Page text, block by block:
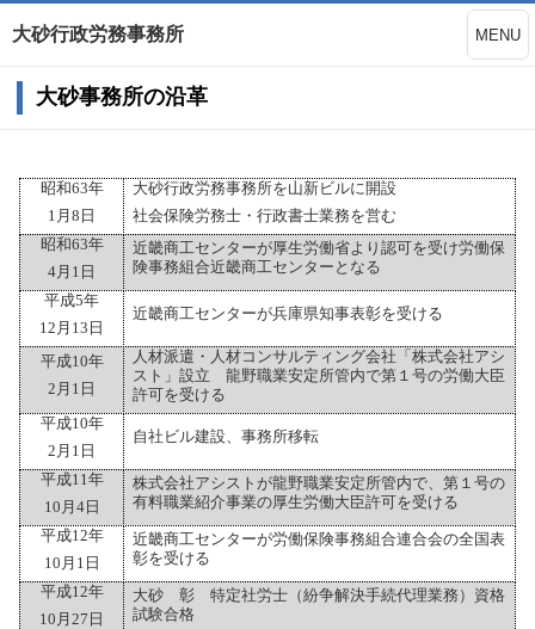
大砂行政労務事務所 MENU
大砂事務所の沿革
昭和63年
1 月 8 日
大砂行政労務事務所を山新ビルに開設
社会保険労務士・行政書士業務を営む
昭和63年
4 月 1 日
近畿商工センターが厚生労働省より認可を受け労働保
険事務組合近畿商工センターとなる
平成5年
12 月 13 日
近畿商工センターが兵庫県知事表彰を受ける
平成10年
2 月 1 日
人材派遣・人材コンサルティング会社「株式会社アシ
スト」設立 龍野職業安定所管内で第１号の労働大臣
許可を受ける
平成10年
2 月 1 日
自社ビル建設、事務所移転
平成11 年
10 月 4日
株式会社アシストが龍野職業安定所管内で、第１号の
有料職業紹介事業の厚生労働大臣許可を受ける
平成12年
10 月 1 日
近畿商工センターが労働保険事務組合連合会の全国表
彰を受ける
平成12年
10 月 27 日
大砂 彰 特定社労士（紛争解決手続代理業務）資格
試験合格